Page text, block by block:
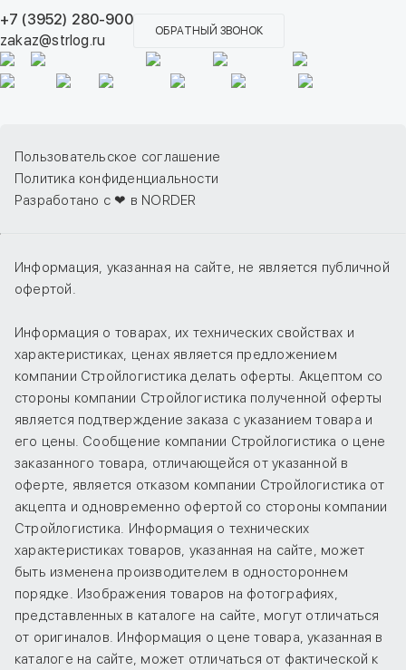
+7 (3952) 280-900
zakaz@strlog.ru
ОБРАТНЫЙ ЗВОНОК
Пользовательское соглашение
Политика конфиденциальности
Разработано с ❤ в NORDER
Информация, указанная на сайте, не является публичной
офертой.
Информация о товарах, их технических свойствах и
характеристиках, ценах является предложением
компании Стройлогистика делать оферты. Акцептом со
стороны компании Стройлогистика полученной оферты
является подтверждение заказа с указанием товара и
его цены. Сообщение компании Стройлогистика о цене
заказанного товара, отличающейся от указанной в
оферте, является отказом компании Стройлогистика от
акцепта и одновременно офертой со стороны компании
Стройлогистика. Информация о технических
характеристиках товаров, указанная на сайте, может
быть изменена производителем в одностороннем
порядке. Изображения товаров на фотографиях,
представленных в каталоге на сайте, могут отличаться
от оригиналов. Информация о цене товара, указанная в
каталоге на сайте, может отличаться от фактической к